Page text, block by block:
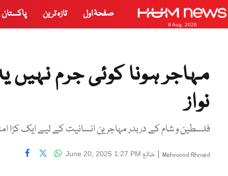
9 Aug, 2026
صفحۂ اول تازہ ترین پاکستان
مہاجر ہونا کوئی جرم
نواز
Mehmood Ahmed
| شائع June 20, 2025 1:27 PM